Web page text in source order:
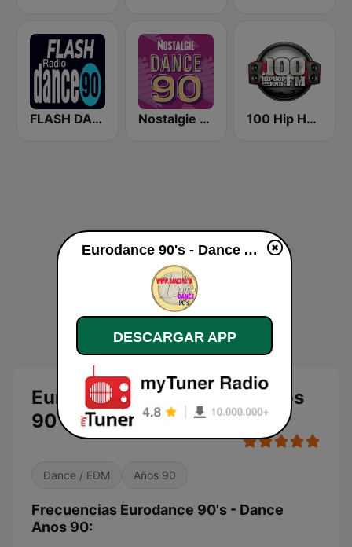
FLASH DANCE 90 Nostalgie Dance 90 100 Hip Hop and RNB FM
Eurodance 90's - Dance Anos
90
Dance / EDM Años 90
Frecuencias Eurodance 90's - Dance
Anos 90:
Eurodance 90's - Dance Anos 90 en vivo
DESCARGAR APP